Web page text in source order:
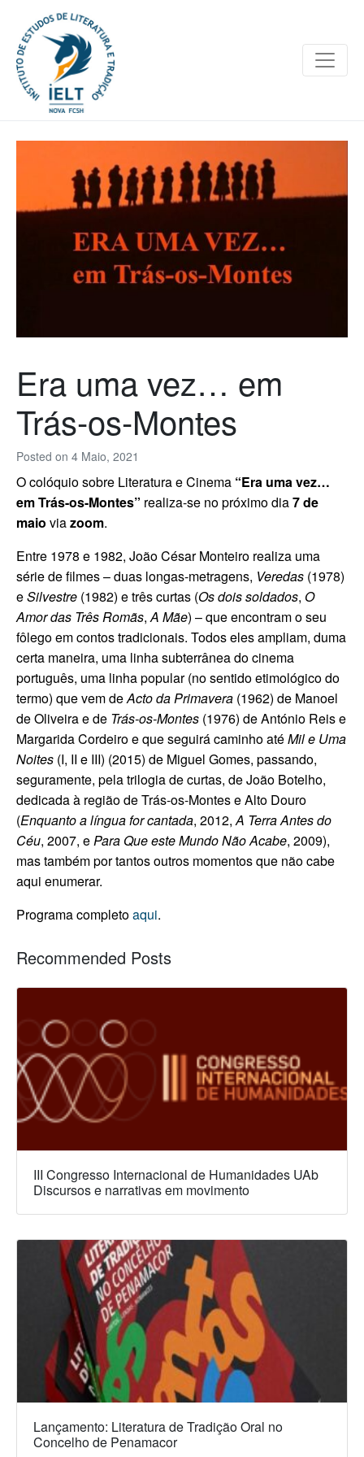
Posted on 4 Maio, 2021
Era uma vez… em
Trás-os-Montes
O colóquio sobre Literatura e Cinema “Era uma vez…
em Trás-os-Montes” realiza-se no próximo dia7 de
maio viazoom.
Entre 1978 e 1982, João César Monteiro realiza uma
série de filmes – duas longas-metragens, Veredas (1978)
eSilvestre (1982) e três curtas (Os dois soldados, O
Amor das Três Romãs,A Mãe) – que encontram o seu
fôlego em contos tradicionais. Todos eles ampliam, duma
certa maneira, uma linha subterrânea do cinema
português, uma linha popular (no sentido etimológico do
termo) que vem deActo da Primavera (1962) de Manoel
de Oliveira e de Trás-os-Montes (1976) de António Reis e
Margarida Cordeiro e que seguirá caminho atéMil e Uma
Noites (I, II e III) (2015) de Miguel Gomes, passando,
seguramente, pela trilogia de curtas, de João Botelho,
dedicada à região de Trás-os-Montes e Alto Douro
(Enquanto a língua for cantada, 2012,A Terra Antes do
Céu, 2007, ePara Que este Mundo Não Acabe, 2009),
mas também por tantos outros momentos que não cabe
aqui enumerar.
Programa completoaqui.
Recommended Posts
III Congresso Internacional de Humanidades UAb
Discursos e narrativas em movimento
Lançamento: Literatura de Tradição Oral no
Concelho de Penamacor